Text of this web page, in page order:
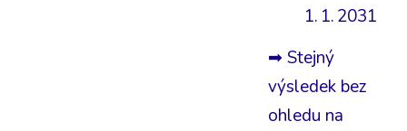
1. 1. 2031
➡ Stejný
výsledek bez
ohledu na